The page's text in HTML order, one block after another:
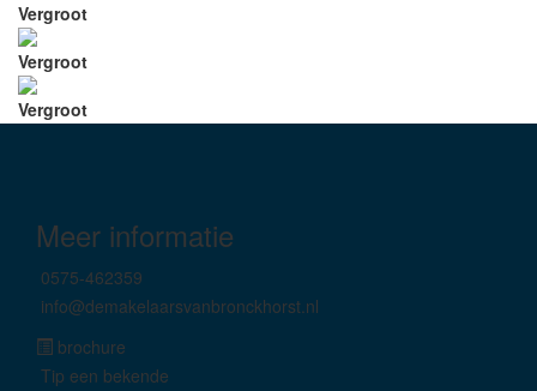
Vergroot
Vergroot
Vergroot
Meer informatie
0575-462359
info@demakelaarsvanbronckhorst.nl
brochure
Tip een bekende